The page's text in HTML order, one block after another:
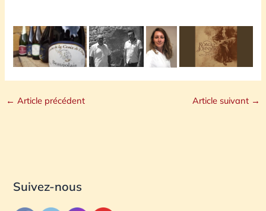
← Article précédent Article suivant →
Suivez-nous